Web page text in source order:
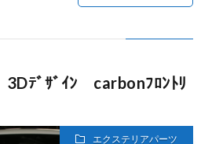
3Dﾃﾞｻﾞｲﾝ carbonﾌﾛﾝﾄﾘ
エクステリアパーツ